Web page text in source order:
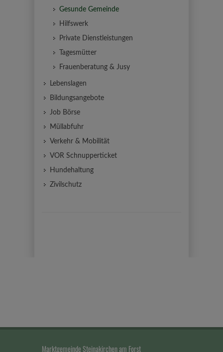
Gesunde Gemeinde
Hilfswerk
Private Dienstleistungen
Tagesmütter
Frauenberatung & Jusy
Lebenslagen
Bildungsangebote
Job Börse
Müllabfuhr
Verkehr & Mobilität
VOR Schnupperticket
Hundehaltung
Zivilschutz
Marktgemeinde Steinakirchen am Forst